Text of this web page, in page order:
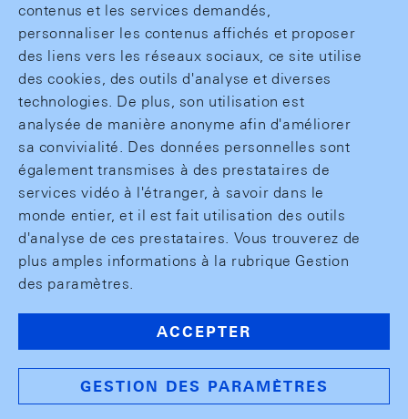
contenus et les services demandés,
personnaliser les contenus affichés et proposer
des liens vers les réseaux sociaux, ce site utilise
des cookies, des outils d'analyse et diverses
technologies. De plus, son utilisation est
analysée de manière anonyme afin d'améliorer
sa convivialité. Des données personnelles sont
également transmises à des prestataires de
services vidéo à l'étranger, à savoir dans le
monde entier, et il est fait utilisation des outils
d'analyse de ces prestataires. Vous trouverez de
plus amples informations à la rubrique Gestion
des paramètres.
ACCEPTER
GESTION DES PARAMÈTRES